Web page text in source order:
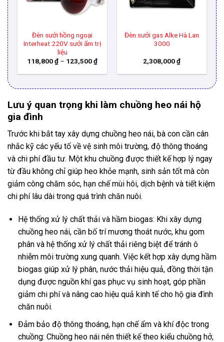
₫
Đèn sưởi gas Alke Hà Lan
3000
2,308,000₫
Sàn nhựa nuôi heo màu
cam
206,500₫
Lưu ý quan trọng khi làm chuồng heo nái hộ
gia đình
Trước khi bắt tay xây dựng chuồng heo nái, bà con cần cân
nhắc kỹ các yếu tố về vệ sinh môi trường, độ thông thoáng
và chi phí đầu tư. Một khu chuồng được thiết kế hợp lý ngay
từ đầu không chỉ giúp heo khỏe mạnh, sinh sản tốt mà còn
giảm công chăm sóc, hạn chế mùi hôi, dịch bệnh và tiết kiệm
chi phí lâu dài trong quá trình chăn nuôi.
Hệ thống xử lý chất thải và hầm biogas: Khi xây dựng
chuồng heo nái, cần bố trí mương thoát nước, khu gom
phân và hệ thống xử lý chất thải riêng biệt để tránh ô
nhiễm môi trường xung quanh. Việc kết hợp xây dựng hầm
biogas giúp xử lý phân, nước thải hiệu quả, đồng thời tận
dụng được nguồn khí gas phục vụ sinh hoạt, góp phần
giảm chi phí và nâng cao hiệu quả kinh tế cho hộ gia đình
chăn nuôi.
Đảm bảo độ thông thoáng, hạn chế ẩm và khí độc trong
chuồng: Chuồng heo nái nên thiết kế theo kiểu chuồng hở,